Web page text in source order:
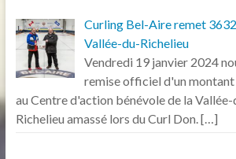
Curling Bel-Aire remet
Vallée-du-Richelieu
Vendredi 19 janvier 2024
remise officiel d'un montant
au Centre d'action bénévole de la Vallée-
Richelieu amassé lors du Curl Don. […]